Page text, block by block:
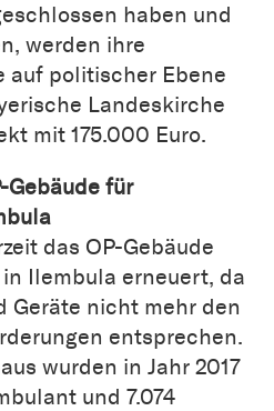
haben und
werden ihre
auf politischer Ebene
Landeskirche
mit 175.000 Euro.
Gebäude für
das OP-Gebäude
Ilembula erneuert, da
Geräte nicht mehr den
entsprechen.
wurden in Jahr 2017
und 7.074